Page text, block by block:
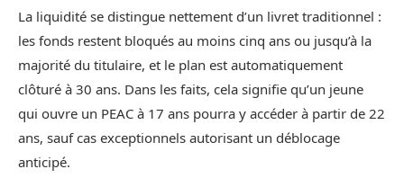
La liquidité se distingue nettement d’un livret traditionnel :
les fonds restent bloqués au moins cinq ans ou jusqu’à la
majorité du titulaire, et le plan est automatiquement
clôturé à 30 ans. Dans les faits, cela signifie qu’un jeune
qui ouvre un PEAC à 17 ans pourra y accéder à partir de 22
ans, sauf cas exceptionnels autorisant un déblocage
anticipé.